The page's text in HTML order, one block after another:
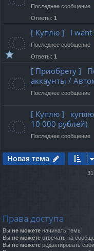
Последнее сообщение
Ответы: 1
[ Куплю ] I want
Последнее сообщение
Ответы: 1
[ Приобрету ]
аккаунты /
Последнее сообщение
[ Куплю ] куплю
10 000 рублей)
Последнее сообщение
Новая тема
Права доступа
Вы не можете начинать темы
Вы не можете отвечать на
Вы не можете редактировать